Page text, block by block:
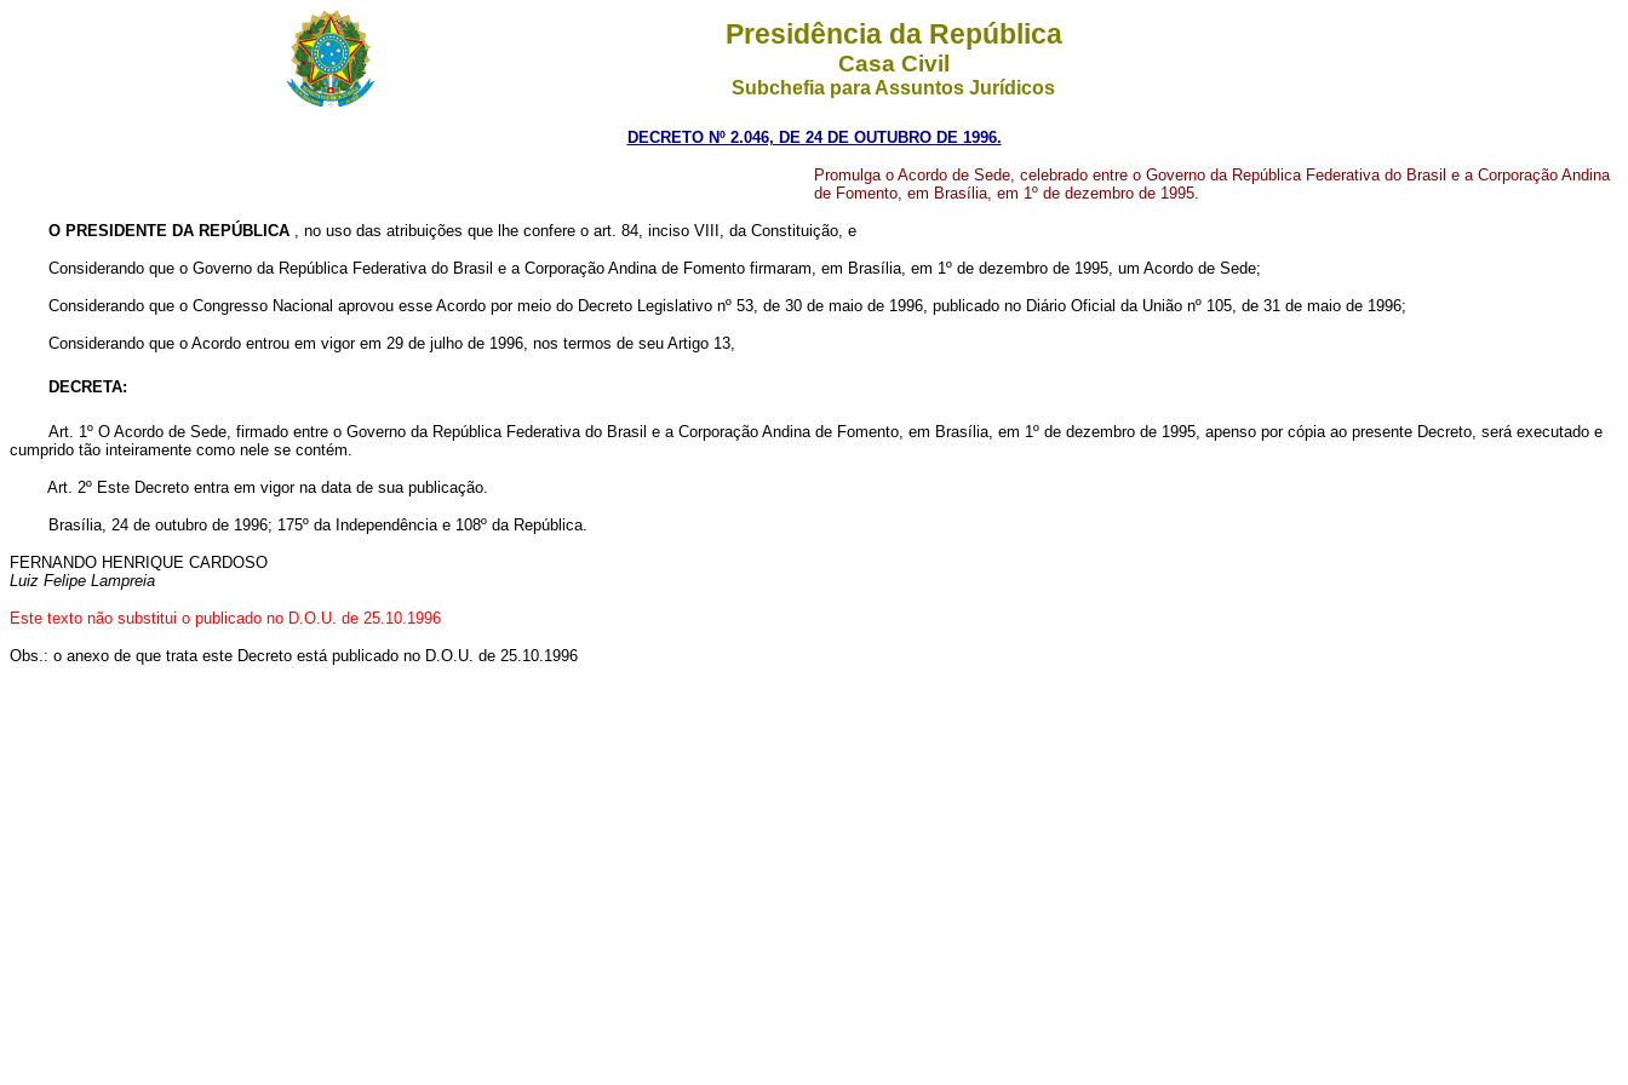
Presidência da República
Casa Civil
Subchefia para Assuntos Jurídicos
DECRETO Nº 2.046, DE 24 DE OUTUBRO DE 1996.
Promulga o Acordo de Sede, celebrado entre o Governo da República Federativa do Brasil e a Corporação Andina
de Fomento, em Brasília, em 1º de dezembro de 1995.
O PRESIDENTE DA REPÚBLICA , no uso das atribuições que lhe confere o art. 84, inciso VIII, da Constituição, e
Considerando que o Governo da República Federativa do Brasil e a Corporação Andina de Fomento firmaram, em Brasília, em 1º de dezembro de 1995, um Acordo de Sede;
Considerando que o Congresso Nacional aprovou esse Acordo por meio do Decreto Legislativo nº 53, de 30 de maio de 1996, publicado no Diário Oficial da União nº 105, de 31 de maio de 1996;
Considerando que o Acordo entrou em vigor em 29 de julho de 1996, nos termos de seu Artigo 13,
DECRETA:
Art. 1º O Acordo de Sede, firmado entre o Governo da República Federativa do Brasil e a Corporação Andina de Fomento, em Brasília, em 1º de dezembro de 1995, apenso por cópia ao presente Decreto, será executado e
cumprido tão inteiramente como nele se contém.
Art. 2º Este Decreto entra em vigor na data de sua publicação.
Brasília, 24 de outubro de 1996; 175º da Independência e 108º da República.
FERNANDO HENRIQUE CARDOSO
Luiz Felipe Lampreia
Este texto não substitui o publicado no D.O.U. de 25.10.1996
Obs.: o anexo de que trata este Decreto está publicado no D.O.U. de 25.10.1996